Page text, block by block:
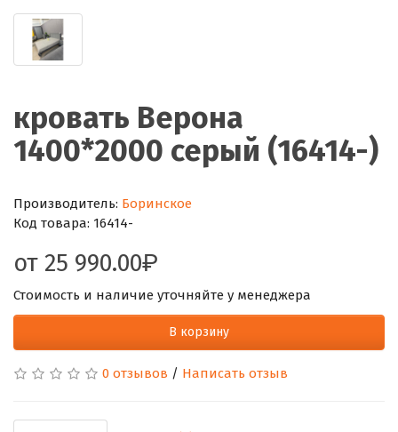
кровать Верона
1400*2000 серый (16414-)
Производитель: Боринское
Код товара: 16414-
от 25 990.00
Стоимость и наличие уточняйте у менеджера
В корзину
0 отзывов / Написать отзыв